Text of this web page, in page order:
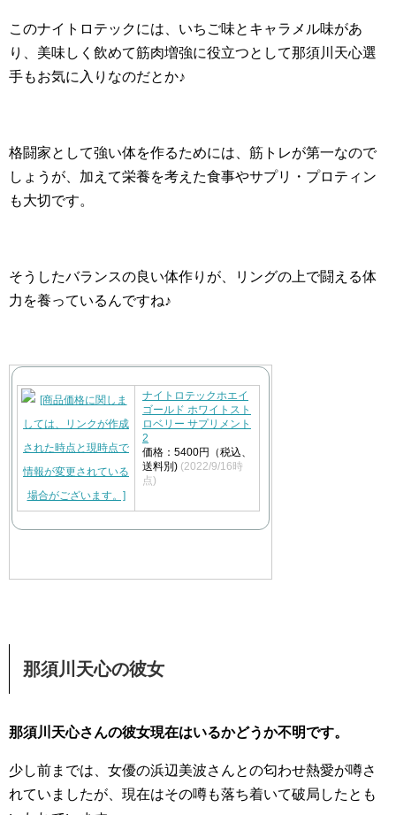
このナイトロテックには、いちご味とキャラメル味があ
り、美味しく飲めて筋肉増強に役立つとして那須川天心選
手もお気に入りなのだとか♪
格闘家として強い体を作るためには、筋トレが第一なので
しょうが、加えて栄養を考えた食事やサプリ・プロティン
も大切です。
そうしたバランスの良い体作りが、リングの上で闘える体
力を養っているんですね♪
ナイトロテックホエイ
ゴールド ホワイトスト
ロベリー サプリメント
2
価格：5400円（税込、
送料別) (2022/9/16時
点)
那須川天心の彼女
那須川天心さんの彼女現在はいるかどうか不明です。
少し前までは、女優の浜辺美波さんとの匂わせ熱愛が噂さ
れていましたが、現在はその噂も落ち着いて破局したとも